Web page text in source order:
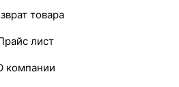
товара
лист
компании